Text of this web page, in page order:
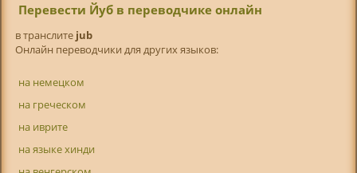
Перевести Йуб в переводчике онлайн
в транслитe jub
Онлайн переводчики для других языков:
на немецком
на греческом
на иврите
на языке хинди